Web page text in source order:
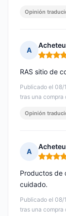
Opinión
A
Nota: 5
Publicado el
tras una
RAS sitio de
Opinión
A
Nota: 5
Publicado el
tras una compra
Productos de
cuidado.